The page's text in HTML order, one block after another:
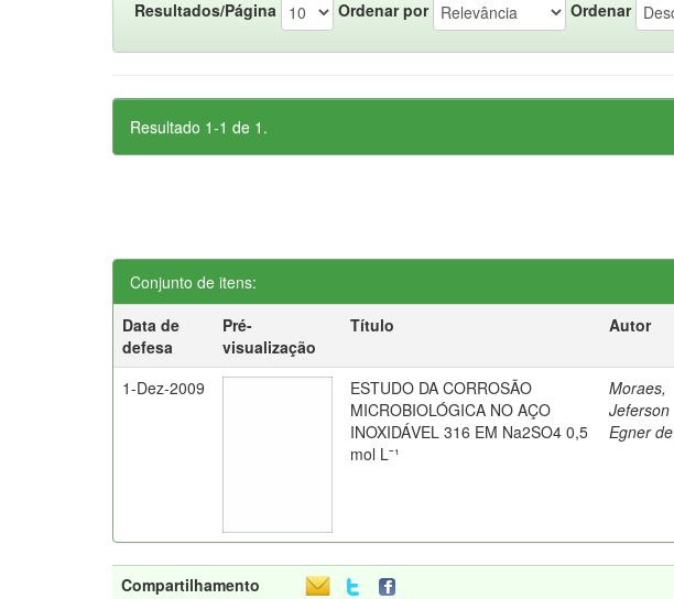
Resultados/Página Ordenar por Ordenar
Resultado 1-1 de 1.
Conjunto de itens:
Data de
defesa
Pré-
visualização
Título Autor
1-Dez-2009
ESTUDO DA CORROSÃO
MICROBIOLÓGICA NO AÇO
INOXIDÁVEL 316 EM Na2SO4 0,5
mol Lˉ¹
Moraes,
Jeferson
Egner de
Compartilhamento